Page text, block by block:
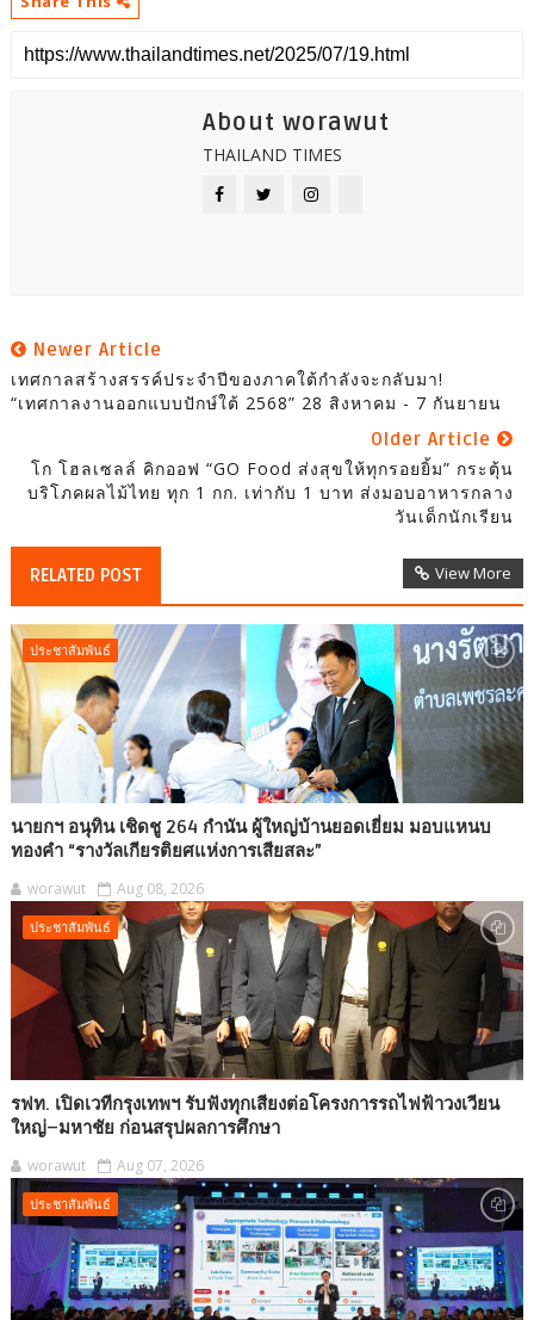
About worawut
THAILAND TIMES
Newer Article
เทศกาลสร้างสรรค์ประจำปีของภาคใต้กำลังจะกลับมา!
“เทศกาลงานออกแบบปักษ์ใต้ 2568” 28 สิงหาคม - 7 กันยายน
Older Article
โก โฮลเซลล์ คิกออฟ “GO Food ส่งสุขให้ทุกรอยยิ้ม” กระตุ้น
บริโภคผลไม้ไทย ทุก 1 กก. เท่ากับ 1 บาท ส่งมอบอาหารกลาง
วันเด็กนักเรียน
RELATED POST View More
ประชาสัมพันธ์
นายกฯ อนุทิน เชิดชู 264 กำนัน ผู้ใหญ่บ้านยอดเยี่ยม มอบแหนบ
ทองคำ “รางวัลเกียรติยศแห่งการเสียสละ”
worawut Aug 08, 2026
ประชาสัมพันธ์
รฟท. เปิดเวทีกรุงเทพฯ รับฟังทุกเสียงต่อโครงการรถไฟฟ้าวงเวียน
ใหญ่–มหาชัย ก่อนสรุปผลการศึกษา
worawut Aug 07, 2026
ประชาสัมพันธ์